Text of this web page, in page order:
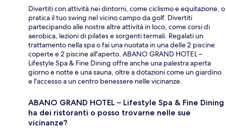
Divertiti con attività nei dintorni, come ciclismo e equitazione, o
pratica il tuo swing nel vicino campo da golf. Divertiti
partecipando alle nostre altre attività in loco, come corsi di
aerobica, lezioni di pilates e sorgenti termali. Regalati un
trattamento nella spa o fai una nuotata in una delle 2 piscine
coperte e 2 piscine all'aperto. ABANO GRAND HOTEL –
Lifestyle Spa & Fine Dining offre anche una palestra aperta
giorno e notte e una sauna, oltre a dotazioni come un giardino
e l'accesso a un centro benessere nelle vicinanze.
ABANO GRAND HOTEL – Lifestyle Spa & Fine Dining
ha dei ristoranti o posso trovarne nelle sue
vicinanze?